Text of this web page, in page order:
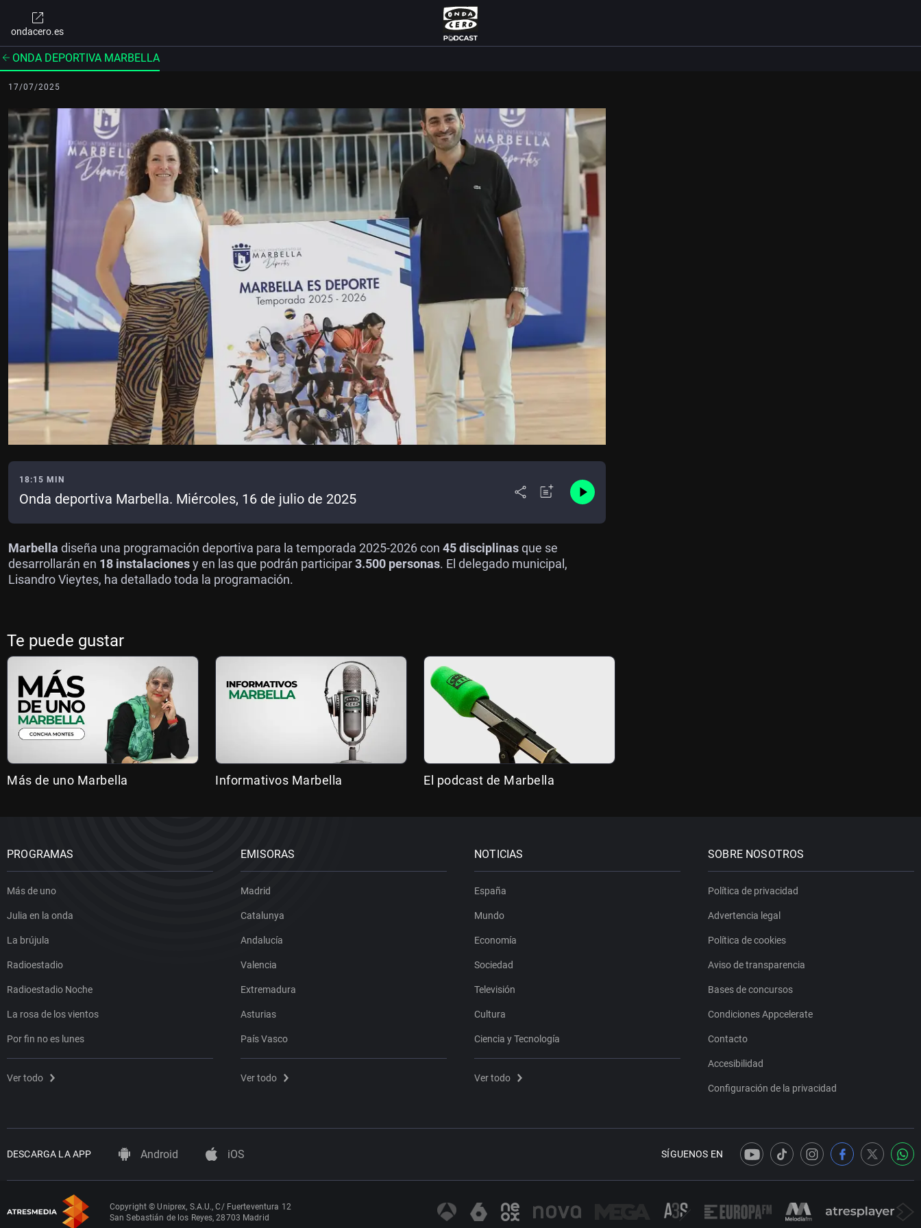
ondacero.es
ONDA DEPORTIVA MARBELLA
17/07/2025
18:15 MIN
Onda deportiva Marbella. Miércoles, 16 de julio de 2025
Marbella diseña una programación deportiva para la temporada 2025-2026 con 45 disciplinasque se
desarrollarán en 18 instalacionesy en las que podrán participar3.500 personas. El delegado municipal,
Lisandro Vieytes, ha detallado toda la programación.
Te puede gustar
Más de uno Marbella Informativos Marbella El podcast de Marbella
PROGRAMAS
Más de uno
Julia en la onda
La brújula
Radioestadio
Radioestadio Noche
La rosa de los vientos
Por fin no es lunes
Ver todo
EMISORAS
Madrid
Catalunya
Andalucía
Valencia
Extremadura
Asturias
País Vasco
Ver todo
NOTICIAS
España
Mundo
Economía
Sociedad
Televisión
Cultura
Ciencia y Tecnología
Ver todo
SOBRE NOSOTROS
Política de privacidad
Advertencia legal
Política de cookies
Aviso de transparencia
Bases de concursos
Condiciones Appcelerate
Contacto
Accesibilidad
Configuración de la privacidad
DESCARGA LA APP Android iOS SÍGUENOS EN
Copyright © Uniprex, S.A.U., C/ Fuerteventura 12
San Sebastián de los Reyes, 28703 Madrid